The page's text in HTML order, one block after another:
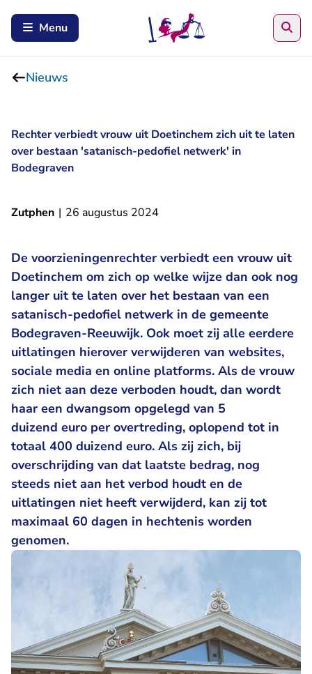
Menu
Nieuws
Rechter verbiedt vrouw uit Doetinchem zich uit te laten
over bestaan 'satanisch-pedofiel netwerk' in
Bodegraven
Zutphen | 26 augustus 2024
De voorzieningenrechter verbiedt een vrouw uit
Doetinchem om zich op welke wijze dan ook nog
langer uit te laten over het bestaan van een
satanisch-pedofiel netwerk in de gemeente
Bodegraven-Reeuwijk. Ook moet zij alle eerdere
uitlatingen hierover verwijderen van websites,
sociale media en online platforms. Als de vrouw
zich niet aan deze verboden houdt, dan wordt
haar een dwangsom opgelegd van 5
duizend euro per overtreding, oplopend tot in
totaal 400 duizend euro. Als zij zich, bij
overschrijding van dat laatste bedrag, nog
steeds niet aan het verbod houdt en de
uitlatingen niet heeft verwijderd, kan zij tot
maximaal 60 dagen in hechtenis worden
genomen.